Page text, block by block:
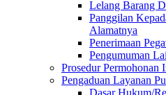
Lelang Barang
Panggilan
Alamatnya
Penerimaan
Pengumuman
Prosedur Permohonan
Pengaduan Layanan
Dasar Hukum/